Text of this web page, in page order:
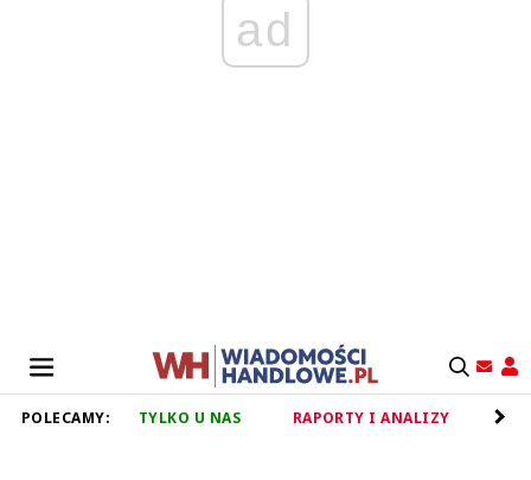
ad
POLECAMY: TYLKO U NAS RAPORTY I ANALIZY